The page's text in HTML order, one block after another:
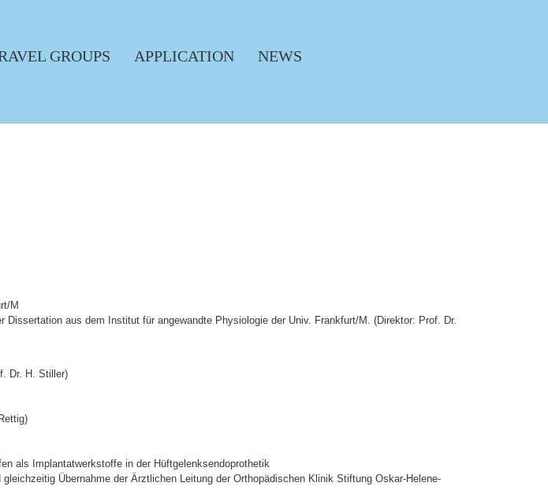
GROUPS APPLICATION
NEWS
M
aus dem Institut für angewandte Physiologie der Univ. Frankfurt/M. (Direktor: Prof. Dr.
Dr. H. Stiller)
als Implantatwerkstoffe in der Hüftgelenksendoprothetik
Übernahme der Ärztlichen Leitung der Orthopädischen Klinik Stiftung Oskar-Helene-